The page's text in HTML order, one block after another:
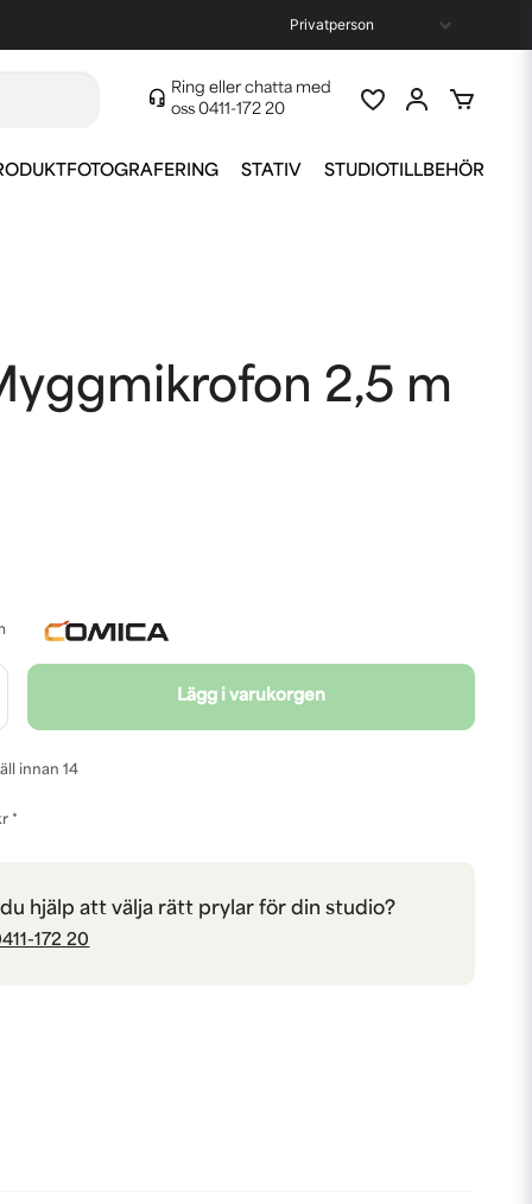
Ring eller chatta med
oss 0411-172 20
STATIV STUDIOTILLBEHÖR
2,5 m
Lägg i varukorgen
innan 14
*
du hjälp att välja rätt prylar för din studio?
172 20